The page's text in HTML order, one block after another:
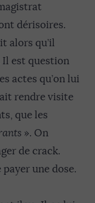
dérisoires.
alors qu’il
est question
actes qu’on lui
rendre visite
que les
». On
de crack.
une dose.